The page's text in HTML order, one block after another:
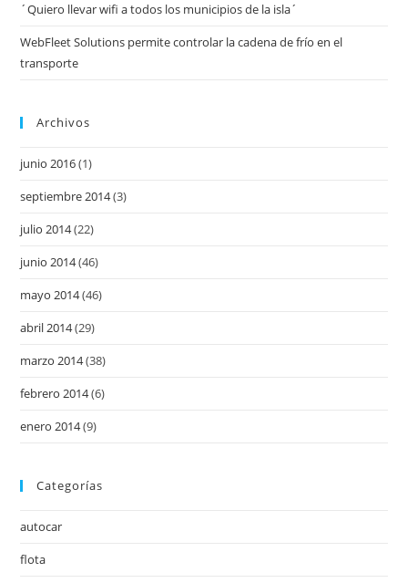
´Quiero llevar wifi a todos los municipios de la isla´
WebFleet Solutions permite controlar la cadena de frío en el
transporte
Archivos
junio 2016(1)
septiembre 2014(3)
julio 2014(22)
junio 2014(46)
mayo 2014(46)
abril 2014(29)
marzo 2014(38)
febrero 2014(6)
enero 2014(9)
Categorías
autocar
flota